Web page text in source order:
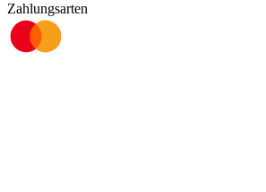
Zahlungsarten